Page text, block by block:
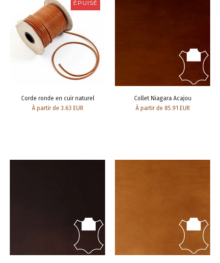
ÉPUISÉ
Corde ronde en cuir naturel
À partir de 3.63 EUR
Collet Niagara Acajou
À partir de 85.91 EUR